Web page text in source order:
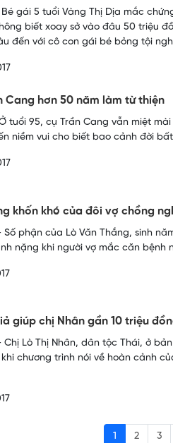
Bé gái 5 tuổi Vàng Thị Dịa mắc
biết xoay sở vào đâu 50 triệu
đến với cô con gái bé bỏng tội
Cang hơn 50 năm làm từ thiện
tuổi 95, cụ Trần Cang vẫn miệt
niềm vui cho biết bao cảnh đời
khốn khó của đôi vợ chồng
Số phận của Lò Văn Thắng, sinh
nặng khi người vợ mắc căn bệnh
giúp chị Nhân gần 10 triệu
Chị Lò Thị Nhân, dân tộc Thái, ở
khi chương trình nói về hoàn cảnh
1 2 3